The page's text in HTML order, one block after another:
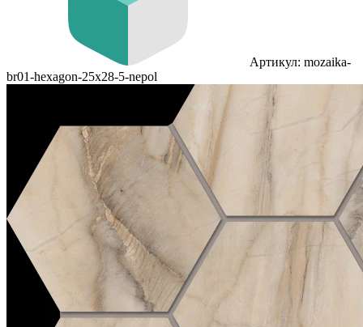
Артикул: mozaika-
br01-hexagon-25x28-5-nepol